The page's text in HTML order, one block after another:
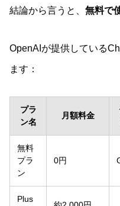
結論から言うと、 無料で
OpenAIが提供している
ます：
プラ
ン名
月額料金
無料
プラ
ン
0円
Plus